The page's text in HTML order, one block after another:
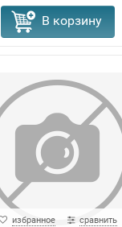
В корзину
избранное сравнить